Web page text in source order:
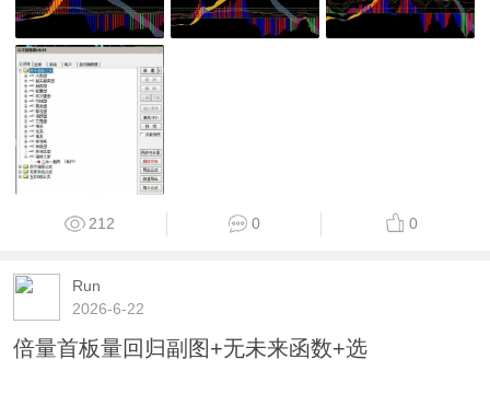
212 0 0
Run
2026-6-22
倍量首板量回归副图+无未来函数+选